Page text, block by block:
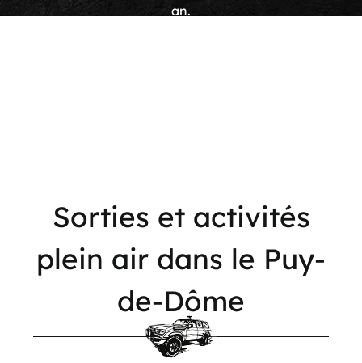
an.
Sorties et activités
plein air dans le Puy-
de-Dôme